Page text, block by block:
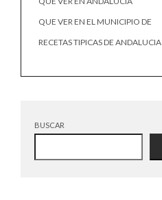
QUE VER EN EL MUNICIPIO DE
RECETAS TIPICAS DE ANDALUCIA
BUSCAR